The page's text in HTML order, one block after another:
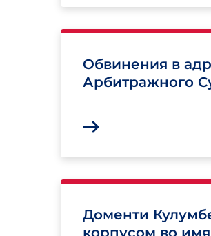
Обвинения в
Арбитражного
Доменти
корпусом во